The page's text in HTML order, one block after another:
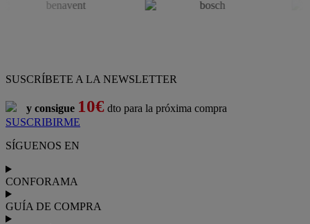
SUSCRÍBETE A LA NEWSLETTER
y consigue 10€ dto para la próxima compra
SUSCRIBIRME
SÍGUENOS EN
CONFORAMA
GUÍA DE COMPRA